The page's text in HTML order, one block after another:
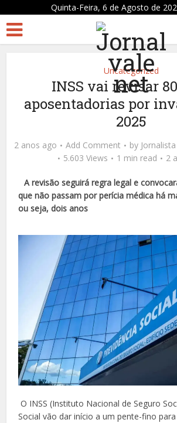
Quinta-Feira, 6 de Agosto de
Uncategorized
INSS vai revisar
aposentadorias por
2025
2 anos ago Add Comment by
5.603 Views
1 min read 2
A revisão seguirá regra legal e
que não passam por perícia médica há
ou seja, dois anos
O INSS (Instituto Nacional de Seguro
Social vão dar início a um pente-fino